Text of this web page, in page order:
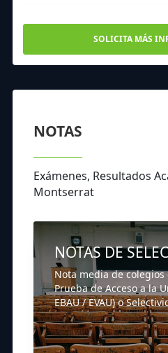
SOLICITA MÁS
NOTAS
Exámenes, Resultados
Montserrat
NOTAS DE
Nota media de
Prueba de Acceso a la
EBAU / EVAU) o